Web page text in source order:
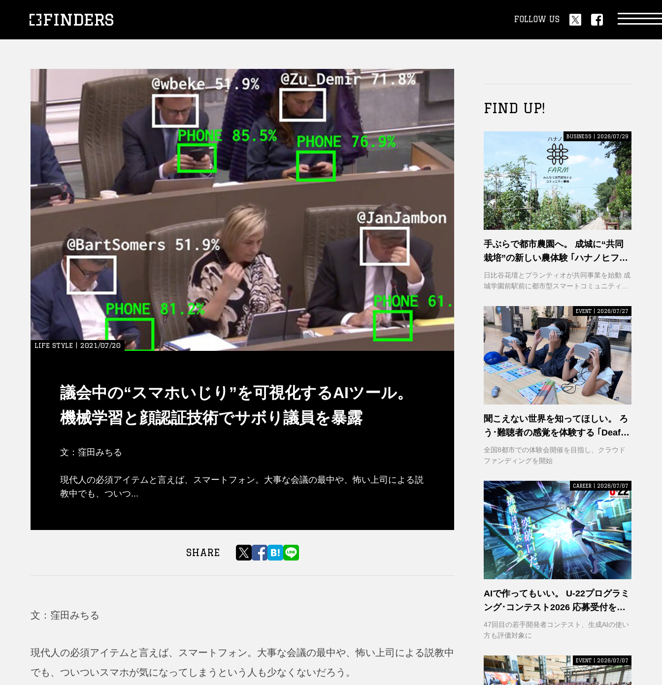
FOLLOW US
LIFE STYLE | 2021/07/20
議会中の“スマホいじり”を可視化するAIツール。
機械学習と顔認証技術でサボり議員を暴露
文：窪田みちる
現代人の必須アイテムと言えば、スマートフォン。大事な会議の最中や、怖い上司による説
教中でも、ついつ...
SHARE
文：窪田みちる
現代人の必須アイテムと言えば、スマートフォン。大事な会議の最中や、怖い上司による説教中
でも、ついついスマホが気になってしまうという人も少なくないだろう。
FIND UP!
BUSINESS | 2026/07/29
手ぶらで都市農園へ。 成城に“共同
栽培”の新しい農体験 ｢ハナノヒファ
ーム｣ が誕生
日比谷花壇とプランティオが共同事業を始動 成
城学園前駅前に都市型スマートコミュニティ農
EVENT | 2026/07/27
聞こえない世界を知ってほしい。 ろ
う･難聴者の感覚を体験する ｢Deaf
VR｣ 理解の輪を広げるため支援募集
を開始
全国8都市での体験会開催を目指し、クラウド
ファンディングを開始
CAREER | 2026/07/07
AIで作ってもいい。 U-22プログラミ
ング･コンテスト2026 応募受付を開
始
47回目の若手開発者コンテスト、生成AIの使い
方も評価対象に
EVENT | 2026/07/07